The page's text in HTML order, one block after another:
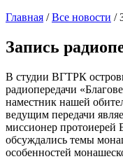
Главная /Все новости /
Запись
В студии ВГТРК
радиопередачи
наместник нашей
ведущим передачи
миссионер протоиерей
обсуждались темы
особенностей